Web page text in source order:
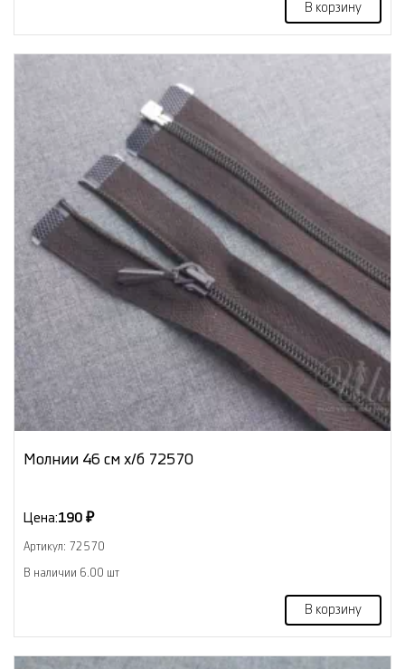
В корзину
Молнии 46 см х/б 72570
Цена:190 ₽
Артикул: 72570
В наличии 6.00 шт
В корзину